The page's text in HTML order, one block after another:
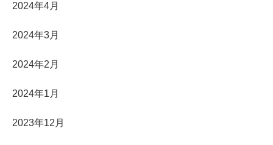
2024年4月
2024年3月
2024年2月
2024年1月
2023年12月